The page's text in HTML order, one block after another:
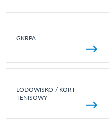
GKRPA
LODOWISKO / KORT
TENISOWY